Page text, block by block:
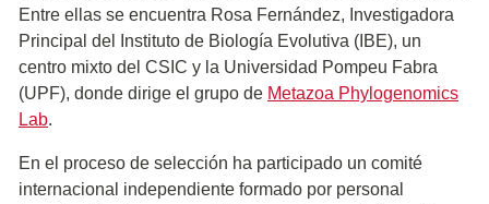
Entre ellas se encuentra Rosa Fernández, Investigadora
Principal del Instituto de Biología Evolutiva (IBE), un
centro mixto del CSIC y la Universidad Pompeu Fabra
(UPF), donde dirige el grupo de Metazoa Phylogenomics
Lab.
En el proceso de selección ha participado un comité
internacional independiente formado por personal